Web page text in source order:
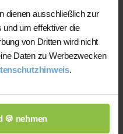
dienen ausschließlich zur
um effektiver die
von Dritten wird nicht
Daten zu Werbezwecken
.
🍪 nehmen
Ihrem Bedarf
Bei einem
bei der
Lehrkraft
Lernziele,